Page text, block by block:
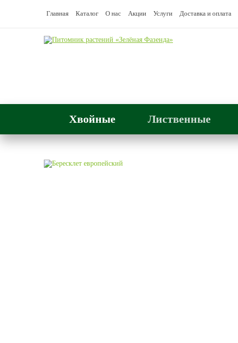
Главная Каталог О нас Акции Услуги Доставка и оплата
Хвойные Лиственные